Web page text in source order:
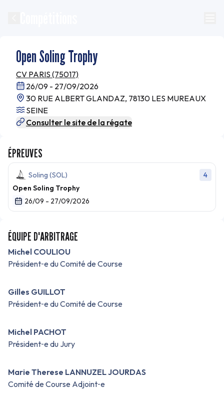
Open Soling Trophy
CV PARIS (75017)
26/09 - 27/09/2026
30 RUE ALBERT GLANDAZ, 78130 LES MUREAUX
SEINE
Consulter le site de la régate
ÉPREUVES
Soling (SOL)
4
Open Soling Trophy
26/09 - 27/09/2026
ÉQUIPE D'ARBITRAGE
Michel COULIOU
Président‑e du Comité de Course
Gilles GUILLOT
Président‑e du Comité de Course
Michel PACHOT
Président‑e du Jury
Marie Therese LANNUZEL JOURDAS
Comité de Course Adjoint‑e